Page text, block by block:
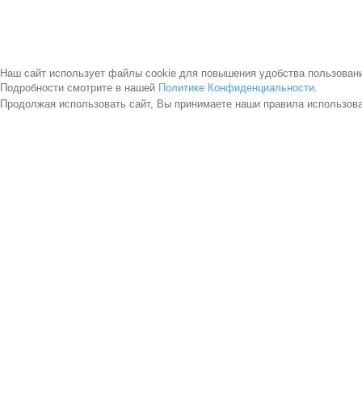
Наш сайт использует файлы cookie для повышения удобства
Подробности смотрите в нашей Политике Конфиденциальности.
Продолжая использовать сайт, Вы принимаете наши правила